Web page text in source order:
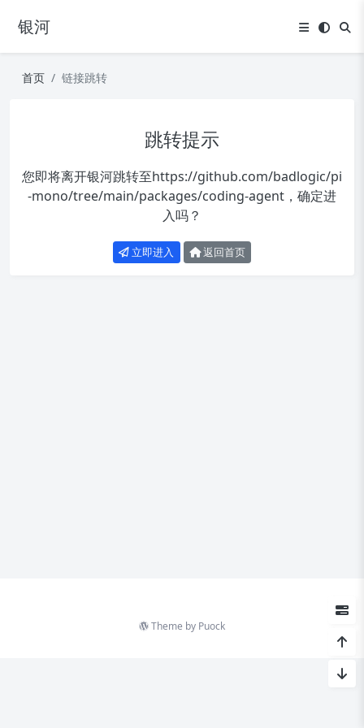
银河
首页 链接跳转
跳转提示
您即将离开银河跳转至https://github.com/badlogic/pi
-mono/tree/main/packages/coding-agent ，确定进
入吗？
立即进入 返回首页
Theme by Puock